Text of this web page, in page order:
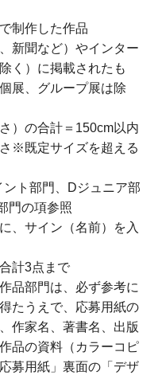
制作した作品
新聞など）やインター
く）に掲載されたも
展、グループ展は除
の合計＝150cm以内
※既定サイズを超える
ト部門、Dジュニア部
門の項参照
、サイン（名前）を入
計3点まで
品部門は、必ず参考に
たうえで、応募用紙の
作家名、著書名、出版
品の資料（カラーコピ
募用紙」裏面の「デザ